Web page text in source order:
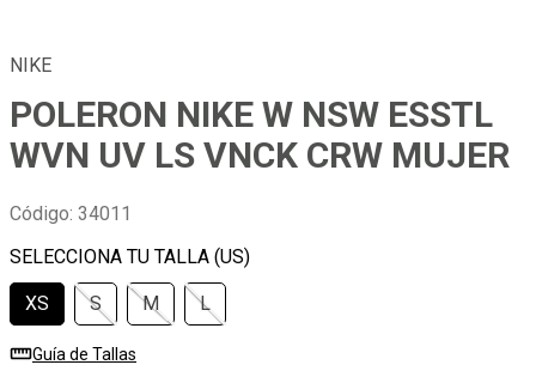
NIKE
POLERON NIKE W NSW ESSTL
WVN UV LS VNCK CRW MUJER
Código: 34011
XS S M L
Guía de Tallas